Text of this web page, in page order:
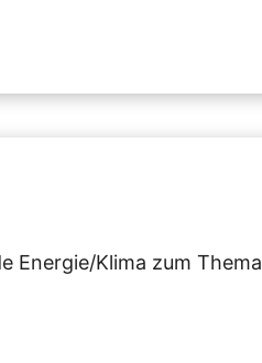
Energie/Klima zum Thema